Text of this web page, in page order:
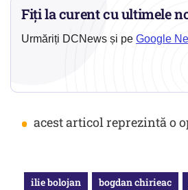
Fiți la curent cu ultimele
Urmăriți DCNews și pe Google
• acest articol reprezintă o
ilie bolojan bogdan chirieac